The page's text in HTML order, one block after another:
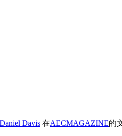
Daniel Davis 在AECMAGAZINE的